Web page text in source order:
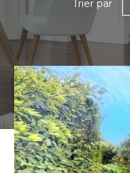
Trier par